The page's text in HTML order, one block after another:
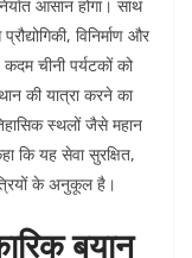
आसान होगा। साथ
विनिर्माण और
चीनी पर्यटकों को
की यात्रा करने का
स्थलों जैसे महान
कि यह सेवा सुरक्षित,
के अनुकूल है।
बयान